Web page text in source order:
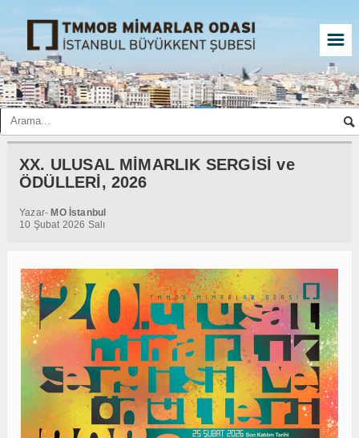
☰
XX. ULUSAL MİMARLIK SERGİSİ ve
ÖDÜLLERİ, 2026
Yazar- MO İstanbul
10 Şubat 2026 Salı